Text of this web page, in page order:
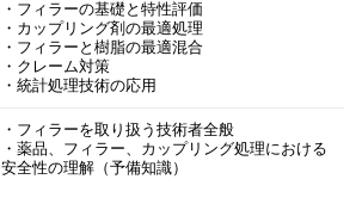
・フィラーの基礎と特性評価
・カップリング剤の最適処理
・フィラーと樹脂の最適混合
・クレーム対策
・統計処理技術の応用
・フィラーを取り扱う技術者全般
・薬品、フィラー、カップリング処理における
安全性の理解（予備知識）